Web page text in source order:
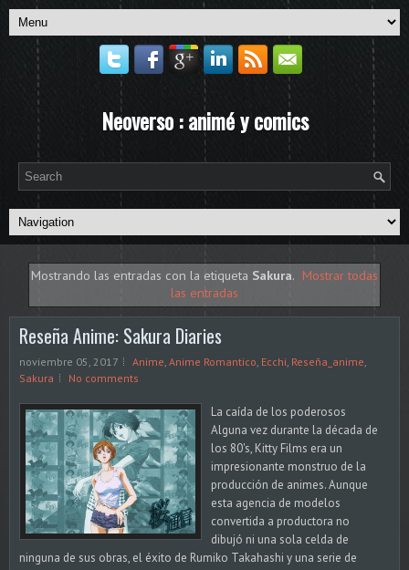
Neoverso : animé y comics
Mostrando las entradas con la etiqueta Sakura. Mostrar todas
las entradas
Reseña Anime: Sakura Diaries
noviembre 05, 2017 Anime Anime Romantico Ecchi Reseña_anime
Sakura
No comments
La caída de los poderosos
Alguna vez durante la década de
los 80's, Kitty Films era un
impresionante monstruo de la
producción de animes. Aunque
esta agencia de modelos
convertida a productora no
dibujó ni una sola celda de
ninguna de sus obras, el éxito de Rumiko Takahashi y una serie de